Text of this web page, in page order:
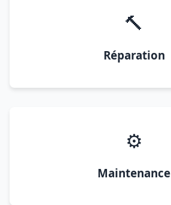
🔨
Réparation
⚙️
Maintenance